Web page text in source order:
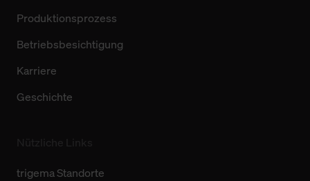
Produktionsprozess
Betriebsbesichtigung
Karriere
Geschichte
trigema Standorte